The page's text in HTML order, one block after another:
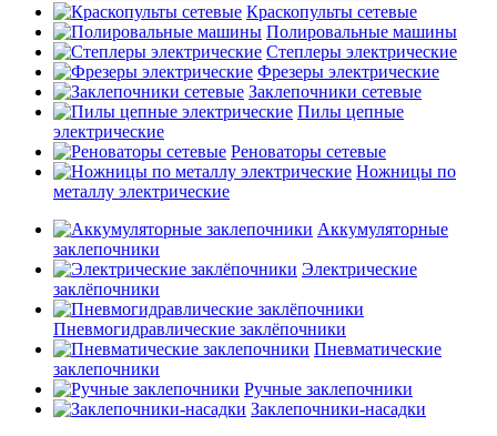
Краскопульты сетевые
Полировальные машины
Степлеры электрические
Фрезеры электрические
Заклепочники сетевые
Пилы цепные
электрические
Реноваторы сетевые
Ножницы по
металлу электрические
Аккумуляторные
заклепочники
Электрические
заклёпочники
Пневмогидравлические заклёпочники
Пневматические
заклепочники
Ручные заклепочники
Заклепочники-насадки